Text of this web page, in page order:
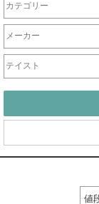
カテゴリー
メーカー
テイスト
シンプル
北欧
モダン
ナチュラル
カジュアル
エレガント
クラシック
和
値